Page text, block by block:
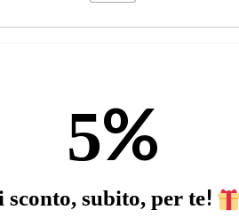
5%
sconto, subito, per te!